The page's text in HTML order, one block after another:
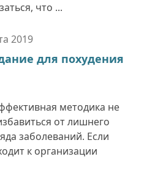
что ...
2019
для похудения
методика не
от лишнего
заболеваний. Если
к организации